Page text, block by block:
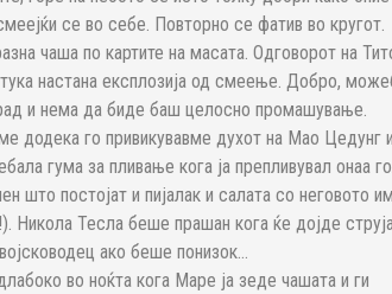
се во себе. Повторно се фатив во кругот.
чаша по картите на масата. Одговорот на
настана експлозија од смеење. Добро,
и нема да биде баш целосно промашување.
го привикувавме духот на Мао Цедунг
гума за пливање кога ја препливувал онаа
што постојат и пијалак и салата со неговото
Никола Тесла беше прашан кога ќе дојде
ако беше понизок…
во ноќта кога Маре ја зеде чашата и ги